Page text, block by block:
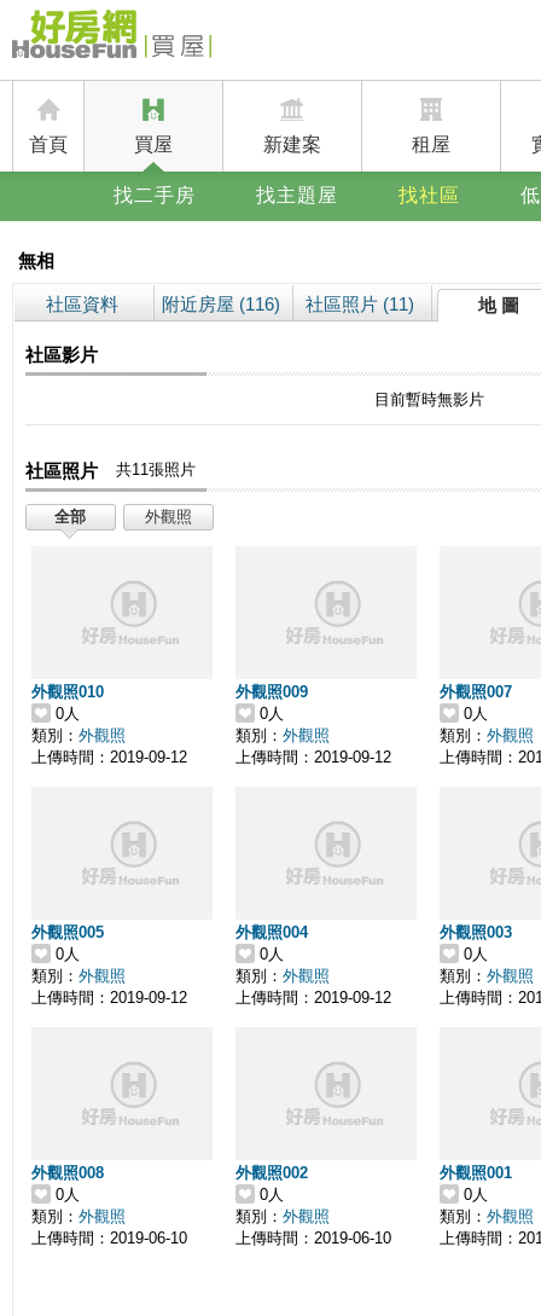
首頁 買屋 新建案 租屋
找二手房 找主題屋 找社區
無相
社區資料 附近房屋 (116) 社區照片 (11) 地 圖
社區影片
目前暫時無影片
社區照片 共11張照片
全部 外觀照
外觀照010
0人
類別： 外觀照
上傳時間：2019-09-12
外觀照009
0人
類別： 外觀照
上傳時間：2019-09-12
外觀照007
0人
類別： 外觀照
上傳時間：
外觀照005
0人
類別： 外觀照
上傳時間：2019-09-12
外觀照004
0人
類別： 外觀照
上傳時間：2019-09-12
外觀照003
0人
類別： 外觀照
上傳時間：
外觀照008
0人
類別： 外觀照
上傳時間：2019-06-10
外觀照002
0人
類別： 外觀照
上傳時間：2019-06-10
外觀照001
0人
類別： 外觀照
上傳時間：